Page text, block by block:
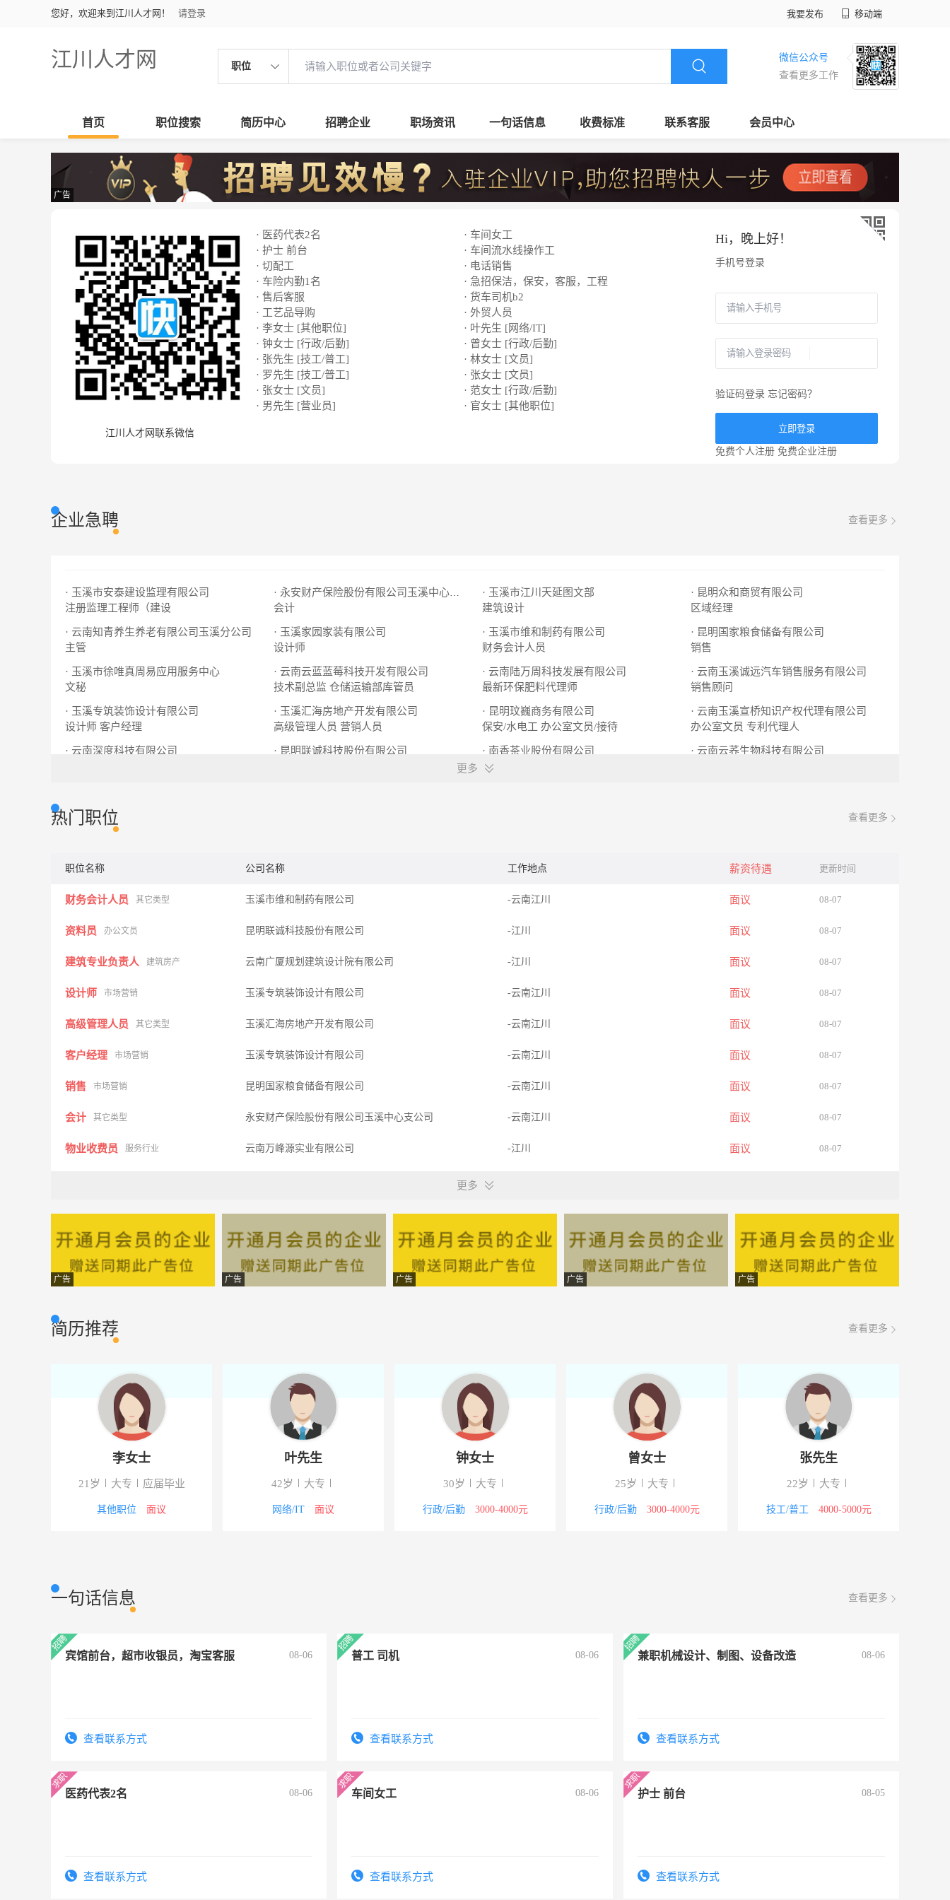
您好，欢迎来到江川人才网！ 请登录 我要发布 移动端
江川人才网 职位
微信公众号
查看更多工作
首页 职位搜索 简历中心 招聘企业 职场资讯 一句话信息 收费标准 联系客服 会员中心
广告
江川人才网联系微信
· 医药代表2名
· 车间女工
· 护士 前台
· 车间流水线操作工
· 切配工
· 电话销售
· 车险内勤1名
· 急招保洁，保安，客服，工程
· 售后客服
· 货车司机b2
· 工艺品导购
· 外贸人员
· 李女士 [其他职位]
· 叶先生 [网络/IT]
· 钟女士 [行政/后勤]
· 曾女士 [行政/后勤]
· 张先生 [技工/普工]
· 林女士 [文员]
· 罗先生 [技工/普工]
· 张女士 [文员]
· 张女士 [文员]
· 范女士 [行政/后勤]
· 男先生 [营业员]
· 官女士 [其他职位]
Hi， 晚上好！
手机号登录
验证码登录 忘记密码？
立即登录
免费个人注册 免费企业注册
企业急聘 查看更多
· 玉溪市安泰建设监理有限公司
注册监理工程师（建设
· 永安财产保险股份有限公司玉溪中心支公司
会计
· 玉溪市江川天延图文部
建筑设计
· 昆明众和商贸有限公司
区域经理
· 云南知青养生养老有限公司玉溪分公司
主管
· 玉溪家园家装有限公司
设计师
· 玉溪市维和制药有限公司
财务会计人员
· 昆明国家粮食储备有限公司
销售
· 玉溪市徐唯真周易应用服务中心
文秘
· 云南云蓝蓝莓科技开发有限公司
技术副总监 仓储运输部库管员
· 云南陆万周科技发展有限公司
最新环保肥料代理师
· 云南玉溪诚远汽车销售服务有限公司
销售顾问
· 玉溪专筑装饰设计有限公司
设计师 客户经理
· 玉溪汇海房地产开发有限公司
高级管理人员 营销人员
· 昆明玟巍商务有限公司
保安/水电工 办公室文员/接待
· 云南玉溪宣桥知识产权代理有限公司
办公室文员 专利代理人
· 云南深度科技有限公司
· 昆明联诚科技股份有限公司
· 南香茶业股份有限公司
平面设计美工
· 云南云荞生物科技有限公司
更多
热门职位 查看更多
职位名称 公司名称 工作地点 薪资待遇 更新时间
财务会计人员 其它类型 玉溪市维和制药有限公司 -云南江川 面议 08-07
资料员 办公文员 昆明联诚科技股份有限公司 -江川 面议 08-07
建筑专业负责人 建筑房产 云南广厦规划建筑设计院有限公司 -江川 面议 08-07
设计师 市场营销 玉溪专筑装饰设计有限公司 -云南江川 面议 08-07
高级管理人员 其它类型 玉溪汇海房地产开发有限公司 -云南江川 面议 08-07
客户经理 市场营销 玉溪专筑装饰设计有限公司 -云南江川 面议 08-07
销售 市场营销 昆明国家粮食储备有限公司 -云南江川 面议 08-07
会计 其它类型 永安财产保险股份有限公司玉溪中心支公司 -云南江川 面议 08-07
物业收费员 服务行业 云南万峰源实业有限公司 -江川 面议 08-07
行政专员 行政人事 紫杉建筑设计股份有限公司 -江川 面议 08-07
主管 市场营销 云南知青养生养老有限公司玉溪分公司 -云南江川 面议 08-07
专车司机 普通工人
市场营销 玉溪专筑装饰设计有限公司 -云南江川 08-07
投标专员 市场营销 青楚建筑工程设计有限公司 08-07
行政人事 云南同振建设工程有限责任公司 08-07
保安/水电工 普通工人 昆明玟巍商务有限公司 08-07
更多
广告 广告 广告 广告 广告
简历推荐 查看更多
李女士
21岁 大专 应届毕业
其他职位 面议
叶先生
42岁 大专
网络/IT 面议
钟女士
30岁 大专
行政/后勤 3000-4000元
曾女士
25岁 大专
行政/后勤 3000-4000元
张先生
22岁 大专
技工/普工 4000-5000元
一句话信息 查看更多
宾馆前台，超市收银员，淘宝客服 08-06
查看联系方式
普工 司机 08-06
查看联系方式
兼职机械设计、制图、设备改造 08-06
查看联系方式
医药代表2名 08-06
查看联系方式
车间女工 08-06
查看联系方式
护士 前台 08-05
查看联系方式